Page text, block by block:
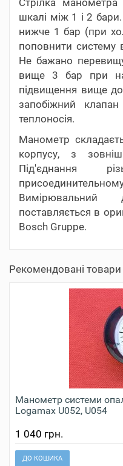
шкалі між 1 і 2
нижче 1 бар (при
поповнити систему
Не бажано
вище 3 бар при
підвищення вище
запобіжний
теплоносія.
Манометр
корпусу, з
Під'єднання
поставляється в
Bosch Gruppe.
Рекомендовані товари
Манометр системи
Logamax U052, U054
1 040 грн.
ДО КОШИКА